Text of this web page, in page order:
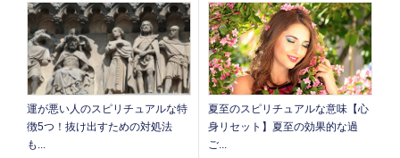
運が悪い人のスピリチュアルな特
徴5つ！抜け出すための対処法
も...
夏至のスピリチュアルな意味【心
身リセット】夏至の効果的な過
ご...